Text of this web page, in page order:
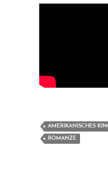
AMERIKANISCHES
ROMANZE